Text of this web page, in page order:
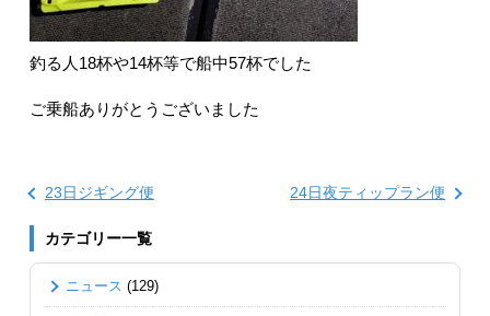
釣る人18杯や14杯等で船中57杯でした
ご乗船ありがとうございました
23日ジギング便 24日夜ティップラン便
カテゴリー一覧
ニュース (129)